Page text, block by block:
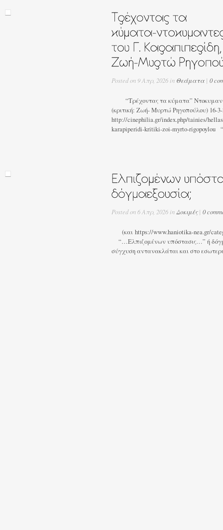
Posted on 9 Απρ, 2026 in Θεάματα | 0
“Τρέχοντας τα κύματα”
(κριτική: Ζωή- Μυρτώ Ρηγοπούλου) 16-
http://cinephilia.gr/index.php/tainies/
karapiperidi-kritiki-zoi-myrto-rigopoylou
Posted on 6 Απρ, 2026 in Δοκιμές| 0
(και https://www.haniotika-nea.gr/
“…Ελπιζομένων υπόστασις…” ή
σύγχυση αντανακλάται και στο